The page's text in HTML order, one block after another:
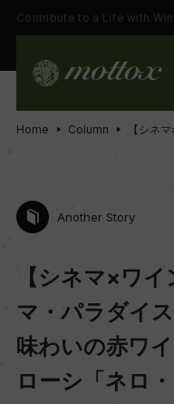
Contribute to a Life with
Home Column 【シネ
Another Story
【シネマ×ワ
マ・パラダイ
味わいの赤ワ
ローシ「ネロ